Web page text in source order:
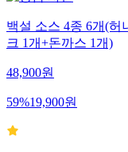
백설 소스 4종 6개(허
크 1개+돈까스 1개)
48,900원
59%19,900원